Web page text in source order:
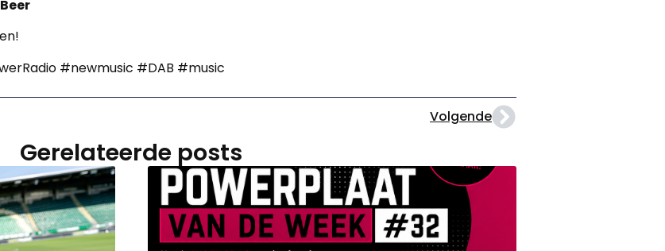
#newmusic #DAB #music
Volgende
Gerelateerde posts